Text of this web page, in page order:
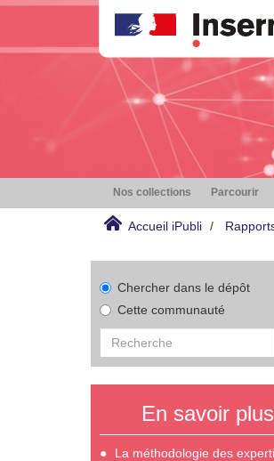
Nos collections Parcourir
Accueil iPubli
Chercher dans le dépôt
Cette communauté
En savoir plus
La méthodologie des